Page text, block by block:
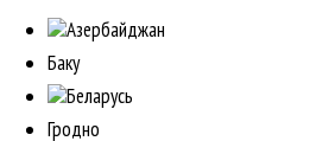
Азербайджан
Баку
Беларусь
Гродно